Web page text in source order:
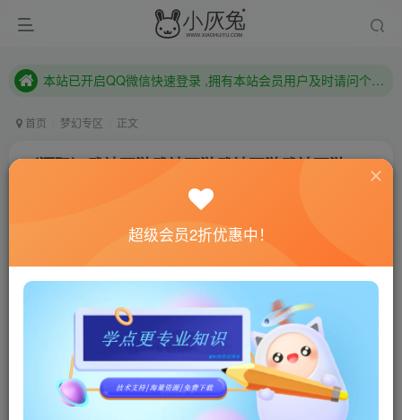
本站已开启QQ微信快速登录 ,拥有本站会员用户及时请问个人中心绑定！
本站已开启QQ微信快速登录 ,拥有本站会员用户及时请问个人中心绑定！
首页 梦幻专区 正文
（源码）武神西游武神西游武神西游武神西游
联网教程： 内附教程
单机教程： 内附教程
不懂的话联系客服！！！
单机免费：
超级会员2折优惠中！